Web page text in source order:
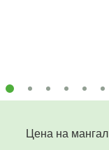
Цена на мангал